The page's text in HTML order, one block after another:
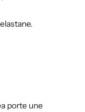
porte une